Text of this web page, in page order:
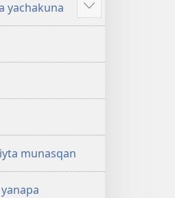
yachakuna
Show
more
munasqan